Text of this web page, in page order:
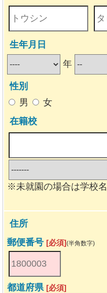
生年月日
年
性別
男
女
在籍校
※未就園の場合は学校
住所
郵便番号 [必須](半角数字)
都道府県 [必須]